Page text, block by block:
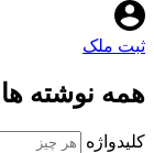
ثبت ملک
همه نوشته
کلیدواژه